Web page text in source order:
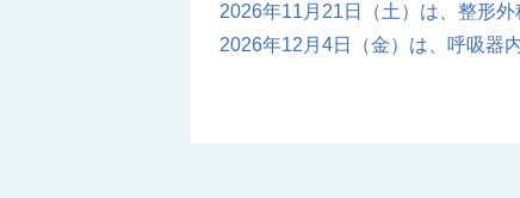
2026年11月21日（土）は、整形外
2026年12月4日（金）は、呼吸器